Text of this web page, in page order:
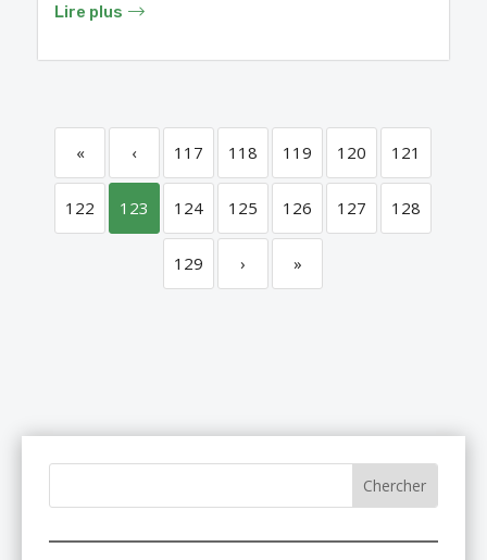
Lire plus
« ‹ 117 118 119 120 121
122 123 124 125 126 127 128
129 › »